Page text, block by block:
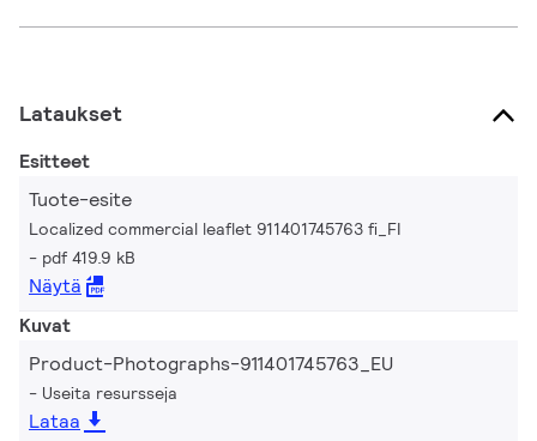
Lataukset
Esitteet
Tuote-esite
Localized commercial leaflet 911401745763 fi_FI
pdf 419.9 kB
Näytä
Kuvat
Product-Photographs-911401745763_EU
Useita resursseja
Lataa